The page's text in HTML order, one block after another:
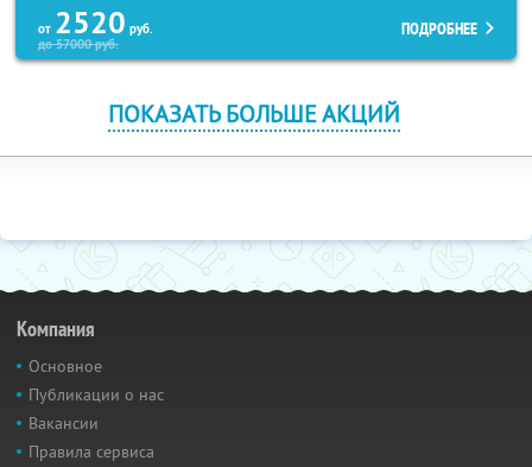
от 2520 руб.
до57000руб.
ПОДРОБНЕЕ
ПОКАЗАТЬ БОЛЬШЕ АКЦИЙ
Компания
Основное
Публикации о нас
Вакансии
Правила сервиса